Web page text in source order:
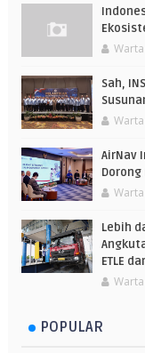
Sah,
AirNav
Lebih
ETLE
POPULAR